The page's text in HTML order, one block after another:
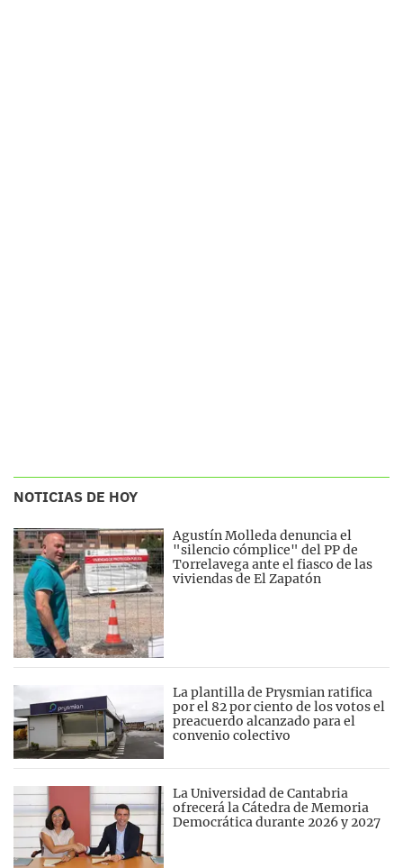
NOTICIAS DE HOY
Agustín Molleda denuncia el
"silencio cómplice" del PP de
Torrelavega ante el fiasco de las
viviendas de El Zapatón
La plantilla de Prysmian ratifica
por el 82 por ciento de los votos el
preacuerdo alcanzado para el
convenio colectivo
La Universidad de Cantabria
ofrecerá la Cátedra de Memoria
Democrática durante 2026 y 2027